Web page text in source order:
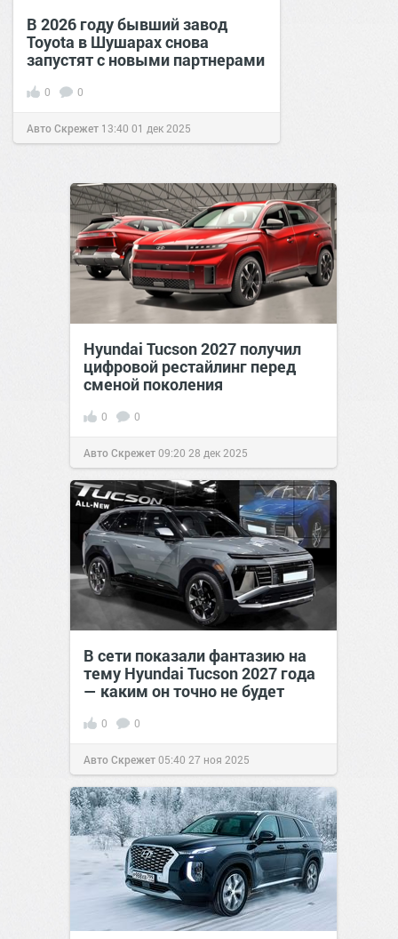
В 2026 году бывший завод
Toyota в Шушарах снова
запустят с новыми партнерами
0 0
Авто Скрежет 13:40 01 дек 2025
Hyundai Tucson 2027 получил
цифровой рестайлинг перед
сменой поколения
0 0
Авто Скрежет09:20 28 дек 2025
В сети показали фантазию на
тему Hyundai Tucson 2027 года
— каким он точно не будет
0 0
Авто Скрежет05:40 27 ноя 2025